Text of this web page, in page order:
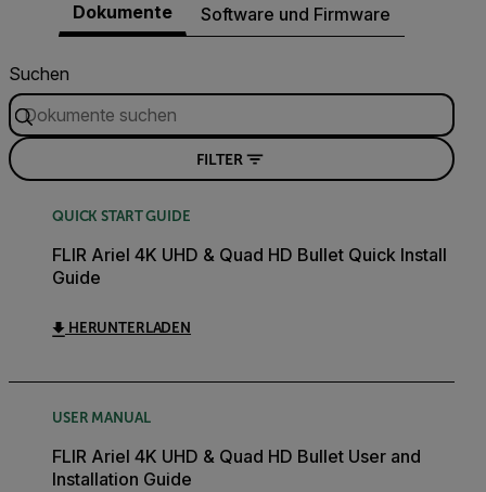
Dokumente Software und Firmware
Suchen
FILTER
QUICK START GUIDE
FLIR Ariel 4K UHD & Quad HD Bullet Quick Install
Guide
HERUNTERLADEN
USER MANUAL
FLIR Ariel 4K UHD & Quad HD Bullet User and
Installation Guide